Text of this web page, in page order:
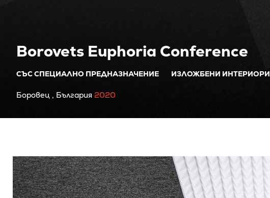
Borovets Euphoria Conference
СЪС СПЕЦИАЛНО ПРЕДНАЗНАЧЕНИЕ ИЗЛОЖБЕНИ ИНТЕРИОРИ
Боровец , България 2020